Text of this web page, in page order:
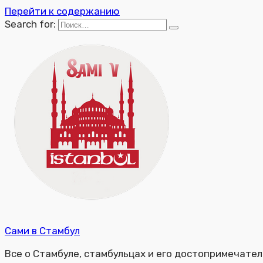
Перейти к содержанию
Search for:
Сами в Стамбул
Все о Стамбуле, стамбульцах и его